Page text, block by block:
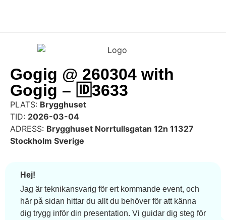
Gogig @ 260304 with
Gogig – 🆔3633
PLATS: Brygghuset
TID: 2026-03-04
ADRESS: Brygghuset Norrtullsgatan 12n 11327
Stockholm Sverige
Hej!
Jag är teknikansvarig för ert kommande event, och
här på sidan hittar du allt du behöver för att känna
dig trygg inför din presentation. Vi guidar dig steg för